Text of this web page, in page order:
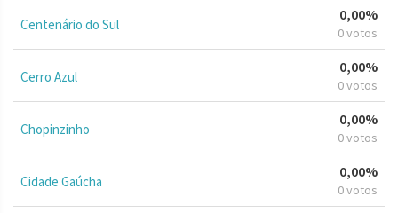
Centenário do Sul
0,00%
0 votos
Cerro Azul
0,00%
0 votos
Chopinzinho
0,00%
0 votos
Cidade Gaúcha
0,00%
0 votos